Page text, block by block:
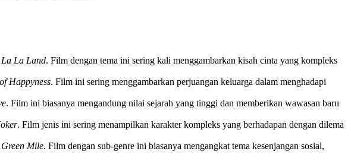
La La Land. Film dengan tema ini sering kali menggambarkan kisah cinta yang kompleks
Happyness. Film ini sering menggambarkan perjuangan keluarga dalam menghadapi
. Film ini biasanya mengandung nilai sejarah yang tinggi dan memberikan wawasan baru
. Film jenis ini sering menampilkan karakter kompleks yang berhadapan dengan dilema
Green Mile. Film dengan sub-genre ini biasanya mengangkat tema kesenjangan sosial,